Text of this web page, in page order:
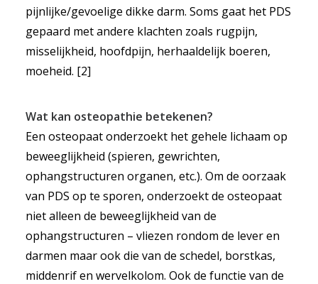
pijnlijke/gevoelige dikke darm. Soms gaat het PDS
gepaard met andere klachten zoals rugpijn,
misselijkheid, hoofdpijn, herhaaldelijk boeren,
moeheid. [2]
Wat kan osteopathie betekenen?
Een osteopaat onderzoekt het gehele lichaam op
beweeglijkheid (spieren, gewrichten,
ophangstructuren organen, etc.). Om de oorzaak
van PDS op te sporen, onderzoekt de osteopaat
niet alleen de beweeglijkheid van de
ophangstructuren – vliezen rondom de lever en
darmen maar ook die van de schedel, borstkas,
middenrif en wervelkolom. Ook de functie van de